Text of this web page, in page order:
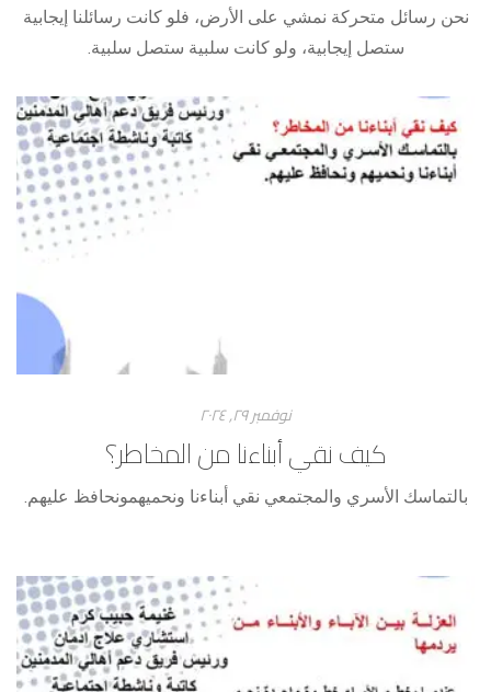
‎نحن رسائل متحركة نمشي على الأرض، فلو كانت رسائلنا إيجابية
ستصل إيجابية، ولو كانت سلبية ستصل سلبية.
نوفمبر ۲۹, ۲۰۲٤